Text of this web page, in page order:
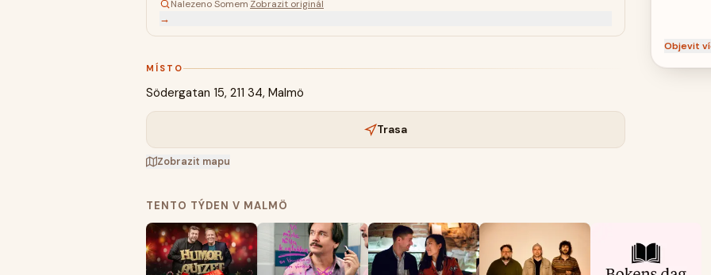
Nalezeno Somem Zobrazit originál
→
MÍSTO
Södergatan 15, 211 34, Malmö
Trasa
Zobrazit mapu
Objevit
TENTO TÝDEN V MALMÖ